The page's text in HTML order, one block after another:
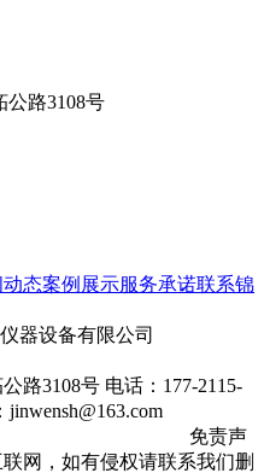
公路3108号
动态案例展示服务承诺联系锦
器设备有限公司
路3108号 电话：177-2115-
免责声
网，如有侵权请联系我们删